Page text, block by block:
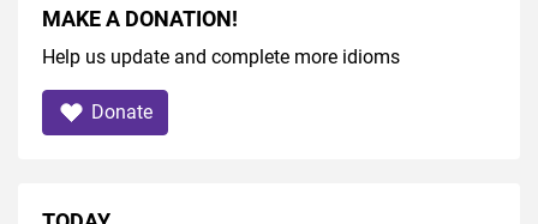
MAKE A DONATION!
Help us update and complete more idioms
Donate